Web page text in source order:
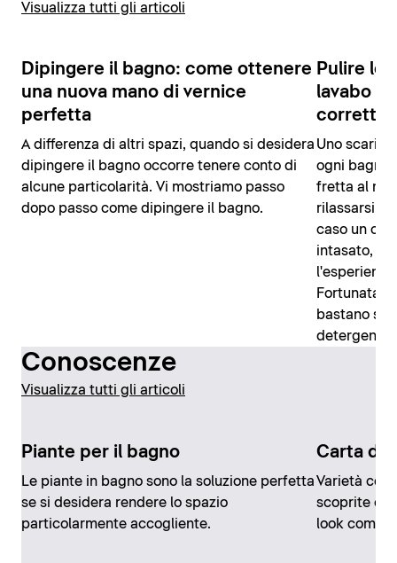
Visualizza tutti gli articoli
Dipingere il bagno: come ottenere
una nuova mano di vernice
perfetta
A differenza di altri spazi, quando si desidera
dipingere il bagno occorre tenere conto di
alcune particolarità. Vi mostriamo passo
dopo passo come dipingere il bagno.
Pulire lo
lavabo
Uno
ogni
fretta al
rilassarsi,
caso un
intasato,
bastano
detergenti
Conoscenze
Visualizza tutti gli articoli
Piante per il bagno
Le piante in bagno sono la soluzione perfetta
se si desidera rendere lo spazio
particolarmente accogliente.
Carta da
Varietà
scoprite
look